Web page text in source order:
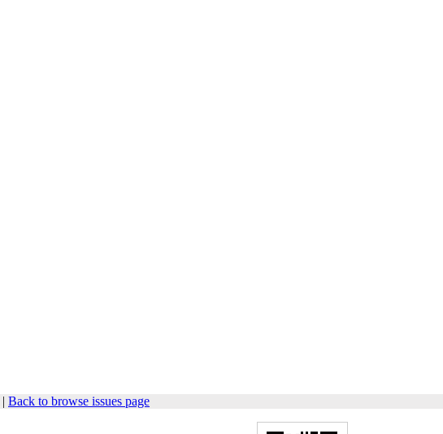
| Back to browse issues page